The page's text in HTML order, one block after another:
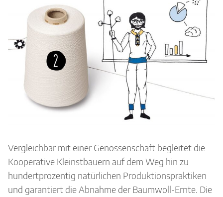
Vergleichbar mit einer Genossenschaft begleitet die
Kooperative Kleinstbauern auf dem Weg hin zu
hundertprozentig natürlichen Produktionspraktiken
und garantiert die Abnahme der Baumwoll-Ernte. Die